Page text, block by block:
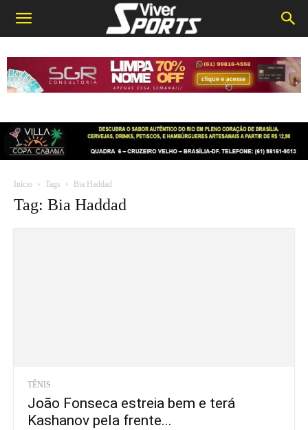
Início Tags Bia Haddad
Tag: Bia Haddad
TÊNIS
João Fonseca estreia bem e terá
Kashanov pela frente...